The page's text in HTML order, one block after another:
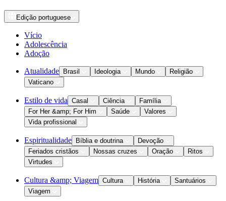
Edição portuguese
Vício
Adolescência
Adoção
Atualidade Brasil Ideologia Mundo
Religião
Vaticano
Estilo de vida Casal Ciência
Família
For Her &amp; For Him
Saúde
Valores
Vida profissional
Espiritualidade Bíblia e doutrina
Devoção
Feriados cristãos
Nossas cruzes Oração
Ritos
Virtudes
Cultura &amp; Viagem Cultura História
Santuários
Viagem